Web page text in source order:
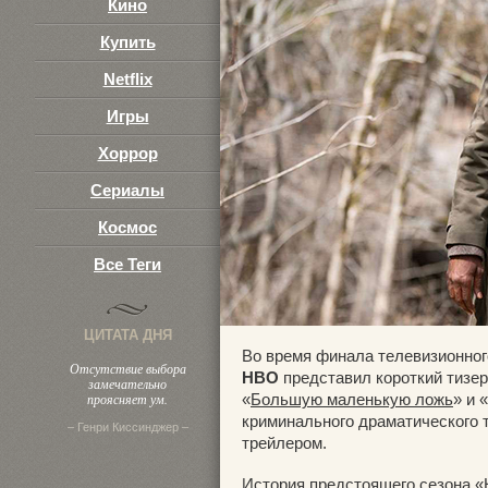
Кино
Купить
Netflix
Игры
Хоррор
Сериалы
Космос
Все Теги
ЦИТАТА ДНЯ
Отсутствие выбора
замечательно
проясняет ум.
– Генри Киссинджер –
Во время финала
HBO представил короткий
«Большую маленькую ложь» и «
криминального
трейлером.
История предстоящего сезона